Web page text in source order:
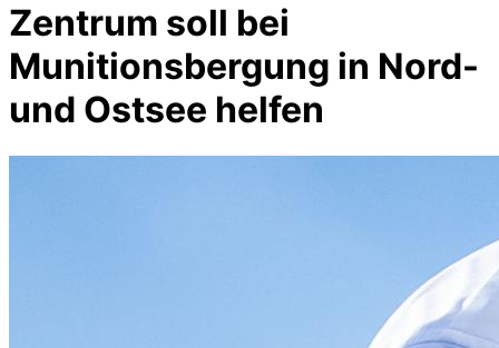
Zentrum soll bei
Munitionsbergung in Nord-
und Ostsee helfen